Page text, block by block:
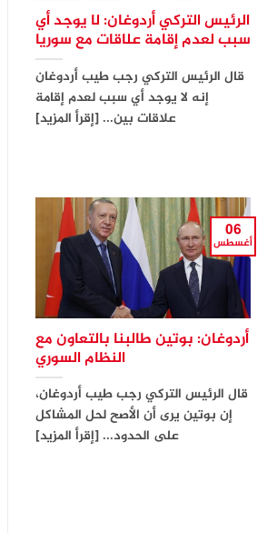
الرئيس التركي أردوغان: لا يوجد أي
سبب لعدم إقامة علاقات مع سوريا
قال الرئيس التركي رجب طيب أردوغان
إنه لا يوجد أي سبب لعدم إقامة
علاقات بين... [إقرأ المزيد]
أردوغان: بوتين طالبنا بالتعاون مع
النظام السوري
قال الرئيس التركي رجب طيب أردوغان،
إن بوتين يرى أن الأصح لحل المشاكل
على الحدود... [إقرأ المزيد]
06
أغسطس